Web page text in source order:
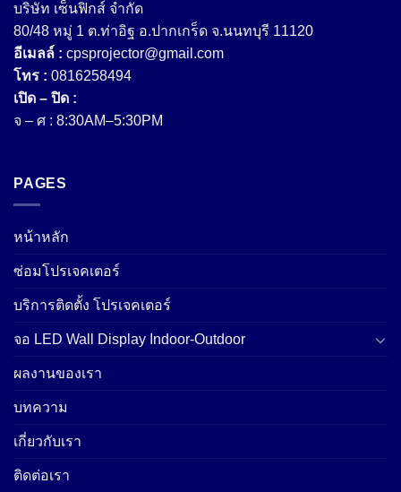
บริษัท เซ็นฟิกส์ จํากัด
80/48 หมู่ 1 ต.ท่าอิฐ อ.ปากเกร็ด จ.นนทบุรี 11120
อีเมลล์ : cpsprojector@gmail.com
โทร : 0816258494
เปิด – ปิด :
จ – ศ : 8:30AM–5:30PM
PAGES
หน้าหลัก
ซ่อมโปรเจคเตอร์
บริการติดตั้ง โปรเจคเตอร์
จอ LED Wall Display Indoor-Outdoor
ผลงานของเรา
บทความ
เกี่ยวกับเรา
ติดต่อเรา